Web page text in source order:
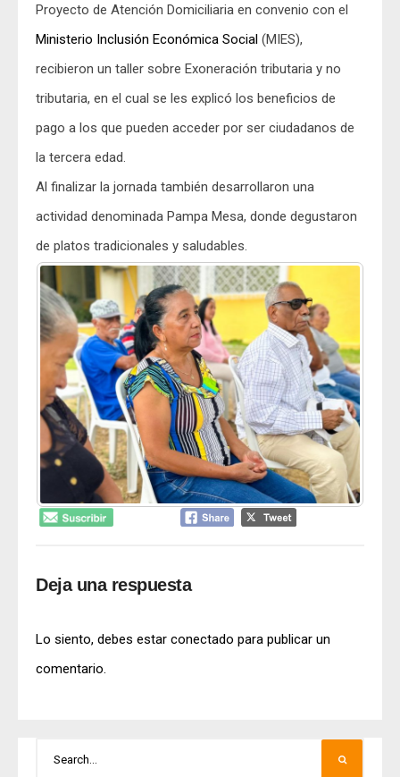
Proyecto de Atención Domiciliaria en convenio con el
Ministerio Inclusión Económica Social (MIES),
recibieron un taller sobre Exoneración tributaria y no
tributaria, en el cual se les explicó los beneficios de
pago a los que pueden acceder por ser ciudadanos de
la tercera edad.
Al finalizar la jornada también desarrollaron una
actividad denominada Pampa Mesa, donde degustaron
de platos tradicionales y saludables.
Deja una respuesta
Lo siento, debes estar conectado para publicar un
comentario.